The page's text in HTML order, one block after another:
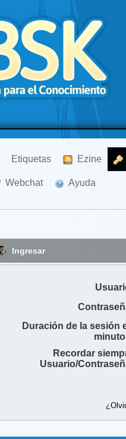
Etiquetas Ezine
Webchat Ayuda
Ingresar
Duración de la sesión
Recordar
Usuario/